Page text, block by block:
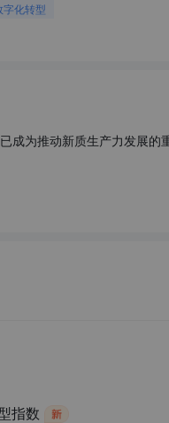
字化转型
成为推动新质生产力发展的
指数